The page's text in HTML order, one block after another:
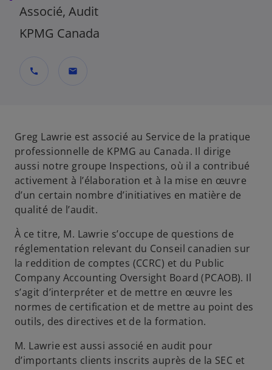
Associé, Audit
KPMG Canada
call mail
Greg Lawrie est associé au Service de la pratique
professionnelle de KPMG au Canada. Il dirige
aussi notre groupe Inspections, où il a contribué
activement à l’élaboration et à la mise en œuvre
d’un certain nombre d’initiatives en matière de
qualité de l’audit.
À ce titre, M. Lawrie s’occupe de questions de
réglementation relevant du Conseil canadien sur
la reddition de comptes (CCRC) et du Public
Company Accounting Oversight Board (PCAOB). Il
s’agit d’interpréter et de mettre en œuvre les
normes de certification et de mettre au point des
outils, des directives et de la formation.
M. Lawrie est aussi associé en audit pour
d’importants clients inscrits auprès de la SEC et